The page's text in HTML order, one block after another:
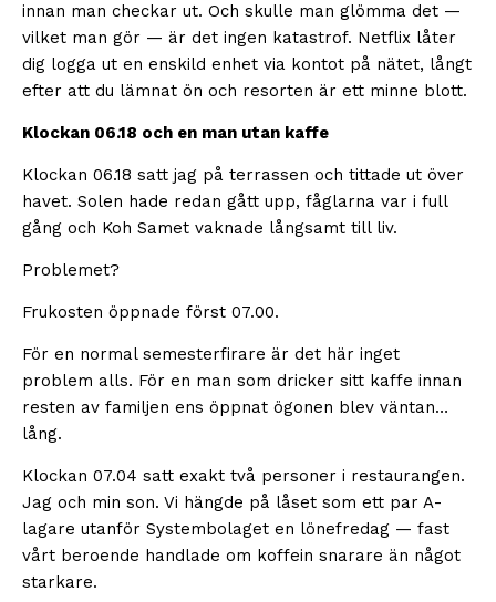
innan man checkar ut. Och skulle man glömma det —
vilket man gör — är det ingen katastrof. Netflix låter
dig logga ut en enskild enhet via kontot på nätet, långt
efter att du lämnat ön och resorten är ett minne blott.
Klockan 06.18 och en man utan kaffe
Klockan 06.18 satt jag på terrassen och tittade ut över
havet. Solen hade redan gått upp, fåglarna var i full
gång och Koh Samet vaknade långsamt till liv.
Problemet?
Frukosten öppnade först 07.00.
För en normal semesterfirare är det här inget
problem alls. För en man som dricker sitt kaffe innan
resten av familjen ens öppnat ögonen blev väntan…
lång.
Klockan 07.04 satt exakt två personer i restaurangen.
Jag och min son. Vi hängde på låset som ett par A-
lagare utanför Systembolaget en lönefredag — fast
vårt beroende handlade om koffein snarare än något
starkare.